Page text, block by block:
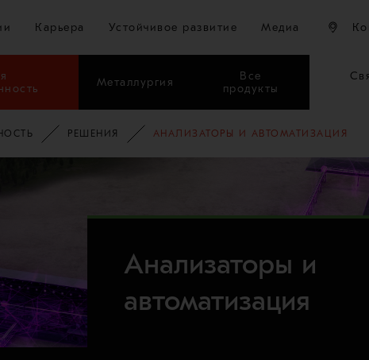
к основному содержимому
Карьера Устойчивое развитие Медиа
Металлургия
Все
продукты
РЕШЕНИЯ АНАЛИЗАТОРЫ И АВТОМАТИЗАЦИЯ
Анализаторы и
автоматизация